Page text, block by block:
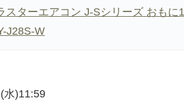
スターエアコン J-Sシリーズ おもに
J28S-W
水)11:59